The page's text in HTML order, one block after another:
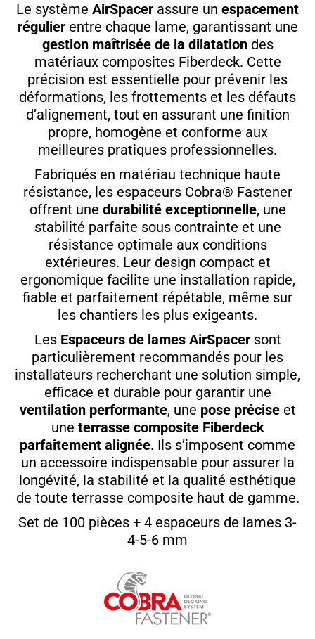
Le système AirSpacer assure un espacement
régulierentre chaque lame, garantissant une
gestion maîtrisée de la dilatationdes
matériaux composites Fiberdeck. Cette
précision est essentielle pour prévenir les
déformations, les frottements et les défauts
d’alignement, tout en assurant une finition
propre, homogène et conforme aux
meilleures pratiques professionnelles.
Fabriqués en matériau technique haute
résistance, les espaceurs Cobra® Fastener
offrent une durabilité exceptionnelle, une
stabilité parfaite sous contrainte et une
résistance optimale aux conditions
extérieures. Leur design compact et
ergonomique facilite une installation rapide,
fiable et parfaitement répétable, même sur
les chantiers les plus exigeants.
Les Espaceurs de lames AirSpacersont
particulièrement recommandés pour les
installateurs recherchant une solution simple,
efficace et durable pour garantir une
ventilation performante, une pose préciseet
une terrasse composite Fiberdeck
parfaitement alignée. Ils s’imposent comme
un accessoire indispensable pour assurer la
longévité, la stabilité et la qualité esthétique
de toute terrasse composite haut de gamme.
Set de 100 pièces + 4 espaceurs de lames 3-
4-5-6 mm